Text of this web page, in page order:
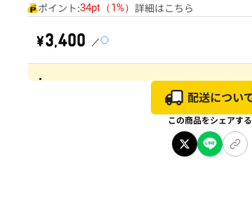
ポイント:34pt（1%） 詳細はこちら
￥3,400
この商品をシェアする